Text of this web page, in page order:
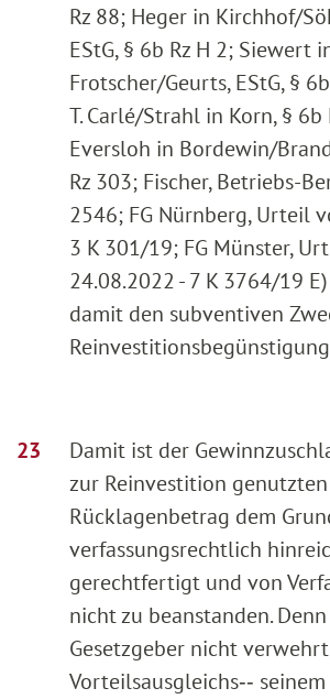
Rz 88; Heger in Kirchhof/
EStG, § 6b Rz H 2; Siewert
Frotscher/Geurts, EStG, §
T. Carlé/Strahl in Korn, § 6b
Eversloh in Bordewin/
Rz 303; Fischer, Betriebs-
2546; FG Nürnberg, Urteil
3 K 301/19; FG Münster,
24.08.2022 - 7 K 3764/19
damit den subventiven
Damit ist der
zur Reinvestition genutzten
Rücklagenbetrag dem
verfassungsrechtlich
gerechtfertigt und von
nicht zu beanstanden.
Gesetzgeber nicht
Vorteilsausgleichs‑‑ seinem